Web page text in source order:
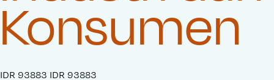
Konsumen
S
IDR 93883 O
IDR 93883